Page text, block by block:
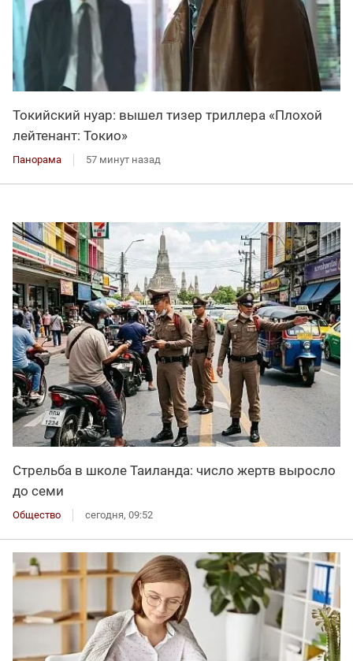
Токийский нуар: вышел тизер триллера «Плохой
лейтенант: Токио»
Панорама 57 минут назад
Стрельба в школе Таиланда: число жертв выросло
до семи
Общество сегодня, 09:52